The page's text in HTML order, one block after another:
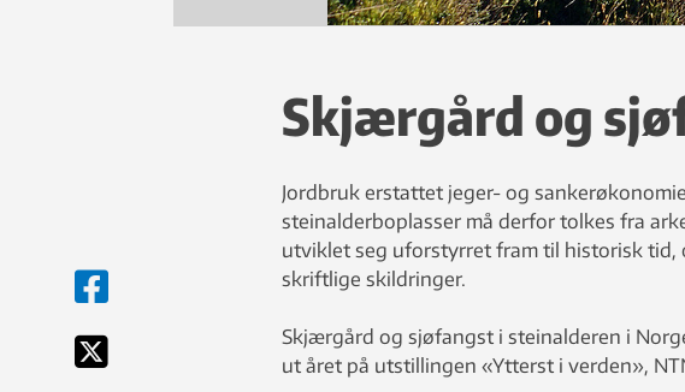
Skjærgård og
Jordbruk erstattet jeger- og
steinalderboplasser må derfor tolkes fra
utviklet seg uforstyrret fram til historisk
skriftlige skildringer.
Skjærgård og sjøfangst i steinalderen i
ut året på utstillingen «Ytterst i verden»,